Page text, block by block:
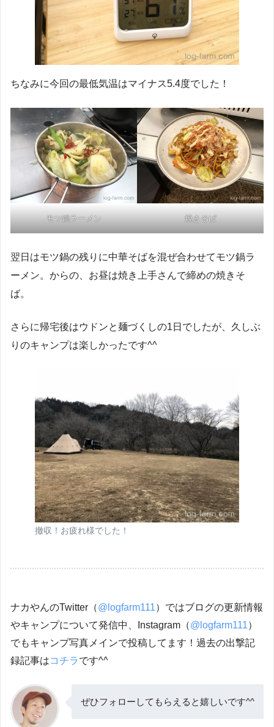
ちなみに今回の最低気温はマイナス5.4度でした！
モツ鍋ラーメン 焼きそば
翌日はモツ鍋の残りに中華そばを混ぜ合わせてモツ鍋ラ
ーメン。からの、お昼は焼き上手さんで締めの焼きそ
ば。
さらに帰宅後はウドンと麺づくしの1日でしたが、久しぶ
りのキャンプは楽しかったです^^
撤収！お疲れ様でした！
ナカやんのTwitter（@logfarm111）ではブログの更新情報
やキャンプについて発信中、Instagram（@logfarm111）
でもキャンプ写真メインで投稿してます！過去の出撃記
録記事はコチラです^^
ぜひフォローしてもらえると嬉しいです^^